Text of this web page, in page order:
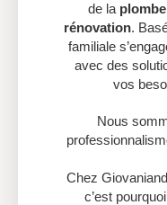
de la
rénovation.
familiale
avec des
vos
Nous
Chez
c’est